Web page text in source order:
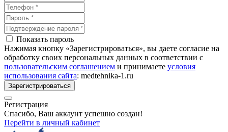
Показать пароль
Нажимая кнопку «Зарегистрироваться», вы даете согласие на
обработку своих персональных данных в соответствии с
пользовательским соглашением и принимаете условия
использования сайта: medtehnika-1.ru
Зарегистрироваться
Регистрация
Спасибо, Ваш аккаунт успешно создан!
Перейти в личный кабинет